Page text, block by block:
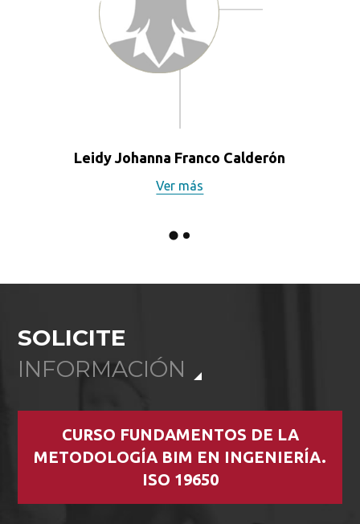
Leidy Johanna Franco Calderón
Ver más
SOLICITE
INFORMACIÓN
CURSO FUNDAMENTOS DE LA
METODOLOGÍA BIM EN INGENIERÍA.
ISO 19650